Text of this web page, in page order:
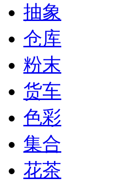
抽象
仓库
粉末
货车
色彩
集合
花茶